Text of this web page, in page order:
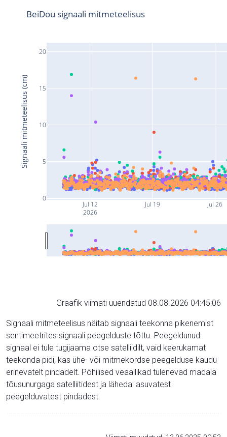
Jul 12
2026
Jul 19 Jul 26
0
5
10
15
20
BeiDou signaali mitmeteelisus
Signaali mitmeteelisus (cm)
Graafik viimati uuendatud 08.08.2026 04:45:06
Signaali mitmeteelisus näitab signaali teekonna pikenemist
sentimeetrites signaali peegelduste tõttu. Peegeldunud
signaal ei tule tugijaama otse satelliidilt, vaid keerukamat
teekonda pidi, kas ühe- või mitmekordse peegelduse kaudu
erinevatelt pindadelt. Põhilised veaallikad tulenevad madala
tõusunurgaga satelliitidest ja lähedal asuvatest
peegelduvatest pindadest.